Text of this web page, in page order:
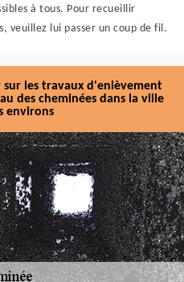
à tous. Pour recueillir
veuillez lui passer un coup de fil.
les travaux d'enlèvement
des cheminées dans la ville
environs